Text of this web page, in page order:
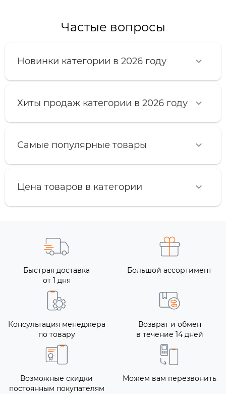
Частые вопросы
Новинки категории в 2026 году
Хиты продаж категории в 2026 году
Самые популярные товары
Цена товаров в категории
Быстрая доставка
от 1 дня
Большой ассортимент
Консультация менеджера
по товару
Возврат и обмен
в течение 14 дней
Возможные скидки
постоянным покупателям
Можем вам перезвонить